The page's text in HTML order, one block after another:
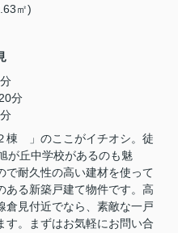
㎡)
分
棟 」のここがイチオシ。徒
が丘中学校があるのも魅
で耐久性の高い建材を使って
ある新築戸建て物件です。高
倉見付近でなら、素敵な一戸
す。まずはお気軽にお問い合